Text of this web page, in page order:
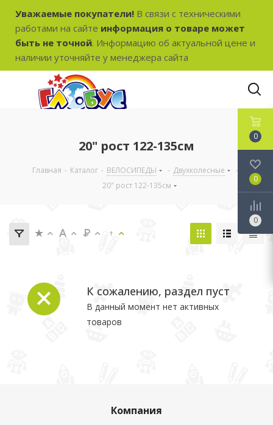
Уважаемые покупатели! В связи с техническими
работами на сайте информация о товаре может
быть не точной. Информацию об актуальной цене и
наличии уточняйте у менеджера сайта
20" рост 122-135см
Главная - Каталог - ВЕЛОСИПЕДЫ - Двухколесные
-
20" рост 122-135см
К сожалению, раздел пуст
В данный момент нет активных
товаров
Компания
0
0
0